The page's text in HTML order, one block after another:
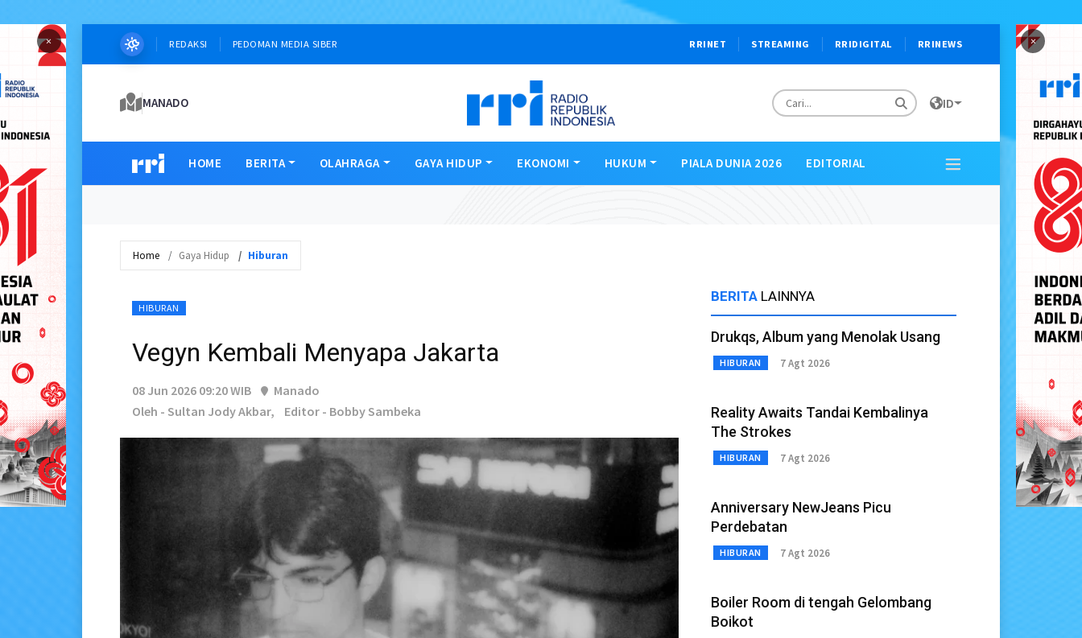
× ×
REDAKSI PEDOMAN MEDIA SIBER RRINET STREAMING RRIDIGITAL RRINEWS
MANADO ID
HOME BERITA OLAHRAGA GAYA HIDUP EKONOMI HUKUM PIALA DUNIA 2026 EDITORIAL
Home Gaya Hidup Hiburan
HIBURAN
Vegyn Kembali Menyapa Jakarta
08 Jun 2026 09:20 WIB
Manado
Oleh - Sultan Jody Akbar,
Editor - Bobby Sambeka
BERITA LAINNYA
Drukqs, Album yang Menolak Usang
HIBURAN 7 Agt 2026
Reality Awaits Tandai Kembalinya
The Strokes
HIBURAN 7 Agt 2026
Anniversary NewJeans Picu
Perdebatan
HIBURAN 7 Agt 2026
Boiler Room di tengah Gelombang
Boikot